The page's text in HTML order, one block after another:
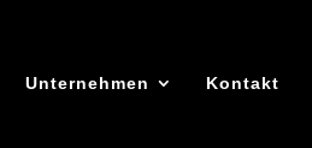
Unternehmen Kontakt